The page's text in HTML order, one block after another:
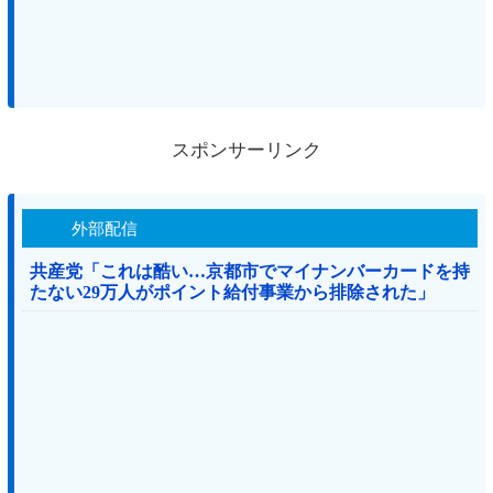
スポンサーリンク
外部配信
共産党「これは酷い…京都市でマイナンバーカードを持
たない29万人がポイント給付事業から排除された」